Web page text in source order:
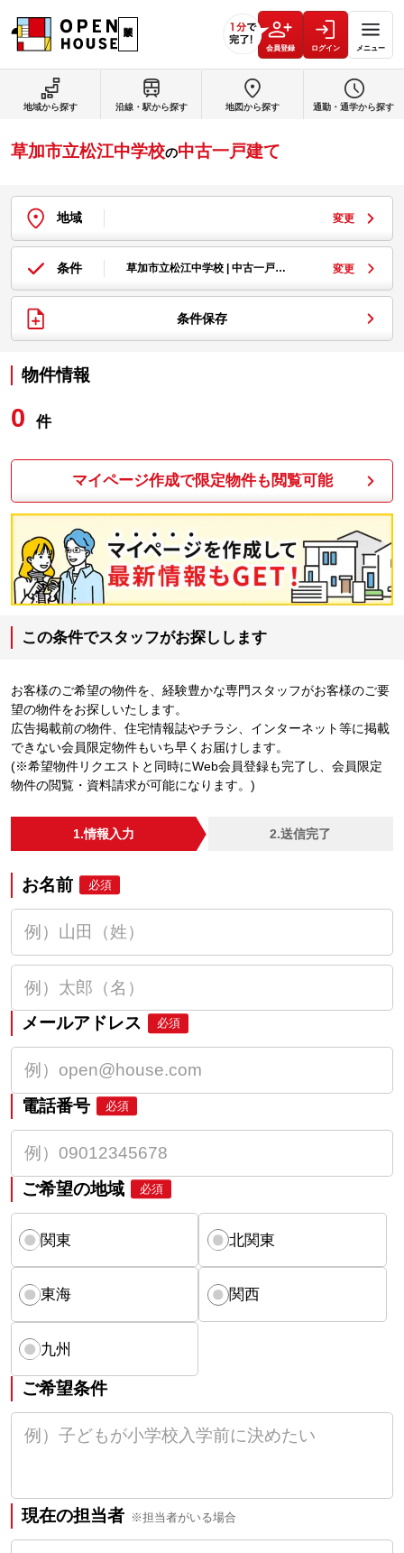
会員登録 ログイン メニュー
草加市立松江中学校の中古一戸建て
地域 変更
条件 草加市立松江中学校 | 中古一戸… 変更
条件保存
物件情報
0 件
マイページ作成で限定物件も閲覧可能
この条件でスタッフがお探しします
お客様のご希望の物件を、経験豊かな専門スタッフがお客様のご要
望の物件をお探しいたします。
広告掲載前の物件、住宅情報誌やチラシ、インターネット等に掲載
できない会員限定物件もいち早くお届けします。
(※希望物件リクエストと同時にWeb会員登録も完了し、会員限定
物件の閲覧・資料請求が可能になります。)
1.情報入力 2.送信完了
お名前 必須
メールアドレス 必須
電話番号 必須
ご希望の地域 必須
関東 北関東
東海 関西
九州
ご希望条件
現在の担当者 ※担当者がいる場合
地域から探す 沿線・駅から探す 地図から探す 通勤・通学から探す